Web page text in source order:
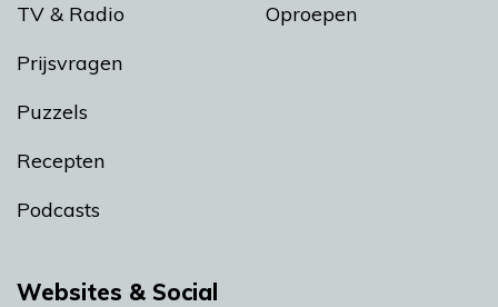
TV & Radio
Prijsvragen
Puzzels
Recepten
Podcasts
Oproepen
Websites & Social